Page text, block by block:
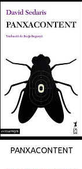
PANXACONTENT